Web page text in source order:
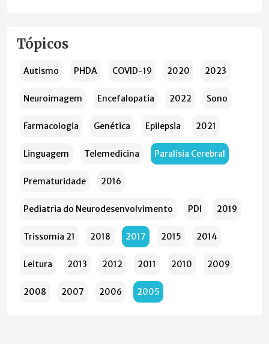
Tópicos
Autismo PHDA COVID-19 2020 2023
Neuroimagem Encefalopatia 2022 Sono
Farmacologia Genética Epilepsia 2021
Linguagem Telemedicina Paralisia Cerebral
Prematuridade 2016
Pediatria do Neurodesenvolvimento PDI 2019
Trissomia 21 2018 2017 2015 2014
Leitura 2013 2012 2011 2010 2009
2008 2007 2006 2005